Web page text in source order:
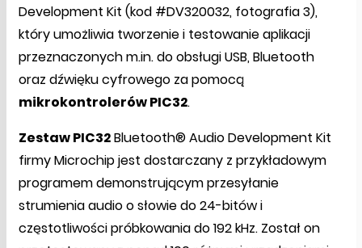
Development Kit (kod #DV320032, fotografia 3),
który umożliwia tworzenie i testowanie aplikacji
przeznaczonych m.in. do obsługi USB, Bluetooth
oraz dźwięku cyfrowego za pomocą
mikrokontrolerów PIC32.
Zestaw PIC32Bluetooth® Audio Development Kit
firmy Microchip jest dostarczany z przykładowym
programem demonstrującym przesyłanie
strumienia audio o słowie do 24-bitów i
częstotliwości próbkowania do 192 kHz. Został on